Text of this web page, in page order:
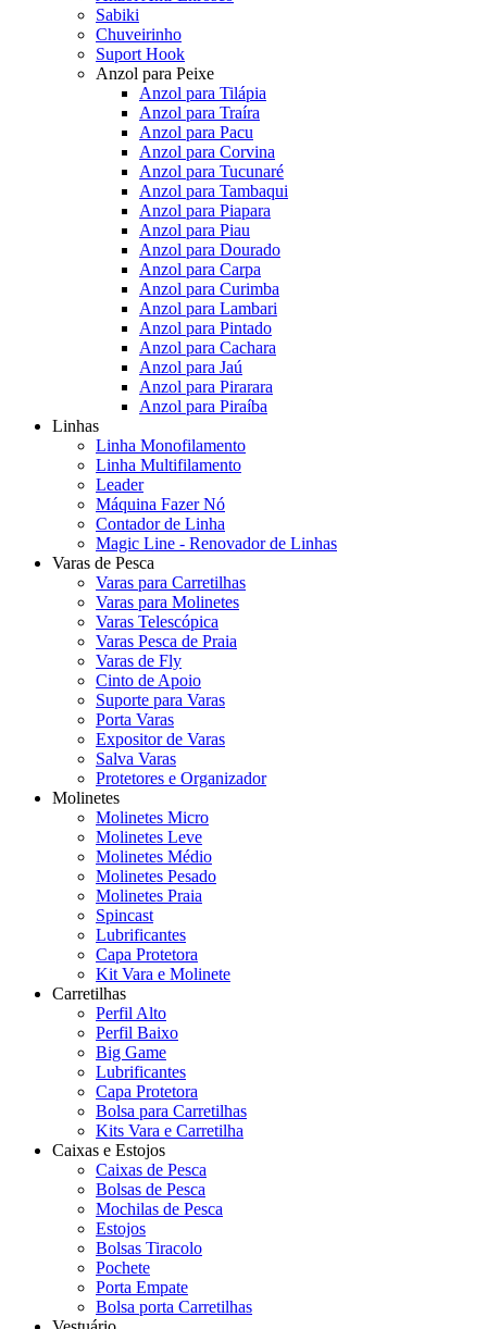
Sabiki
Chuveirinho
Suport Hook
Anzol para Peixe
Anzol para Tilápia
Anzol para Traíra
Anzol para Pacu
Anzol para Corvina
Anzol para Tucunaré
Anzol para Tambaqui
Anzol para Piapara
Anzol para Piau
Anzol para Dourado
Anzol para Carpa
Anzol para Curimba
Anzol para Lambari
Anzol para Pintado
Anzol para Cachara
Anzol para Jaú
Anzol para Pirarara
Anzol para Piraíba
Linhas
Linha Monofilamento
Linha Multifilamento
Leader
Máquina Fazer Nó
Contador de Linha
Magic Line - Renovador de Linhas
Varas de Pesca
Varas para Carretilhas
Varas para Molinetes
Varas Telescópica
Varas Pesca de Praia
Varas de Fly
Cinto de Apoio
Suporte para Varas
Porta Varas
Expositor de Varas
Salva Varas
Protetores e Organizador
Molinetes
Molinetes Micro
Molinetes Leve
Molinetes Médio
Molinetes Pesado
Molinetes Praia
Spincast
Lubrificantes
Capa Protetora
Kit Vara e Molinete
Carretilhas
Perfil Alto
Perfil Baixo
Big Game
Lubrificantes
Capa Protetora
Bolsa para Carretilhas
Kits Vara e Carretilha
Caixas e Estojos
Caixas de Pesca
Bolsas de Pesca
Mochilas de Pesca
Estojos
Bolsas Tiracolo
Pochete
Porta Empate
Bolsa porta Carretilhas